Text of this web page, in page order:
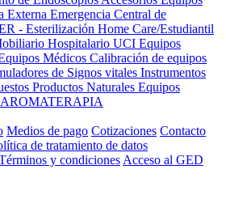
Externa Emergencia Central de
- Esterilización Home Care/Estudiantil
Hospitalario UCI Equipos
Médicos Calibración de equipos
de Signos vitales Instrumentos
Productos Naturales Equipos
AROMATERAPIA
Medios de pago Cotizaciones Contacto
de tratamiento de datos
y condiciones Acceso al GED